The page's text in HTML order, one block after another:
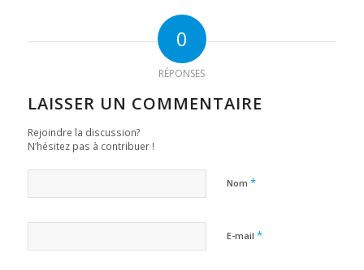
0
RÉPONSES
LAISSER UN COMMENTAIRE
Rejoindre la discussion?
N’hésitez pas à contribuer !
Nom *
E-mail *